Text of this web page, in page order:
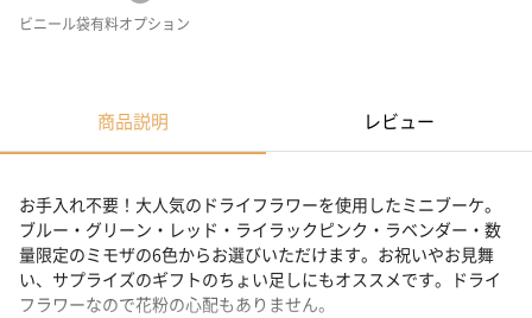
ビニール袋有料オプション
商品説明 レビュー
お手入れ不要！大人気のドライフラワーを使用したミニブーケ。
ブルー・グリーン・レッド・ライラックピンク・ラベンダー・数
量限定のミモザの6色からお選びいただけます。お祝いやお見舞
い、サプライズのギフトのちょい足しにもオススメです。ドライ
フラワーなので花粉の心配もありません。